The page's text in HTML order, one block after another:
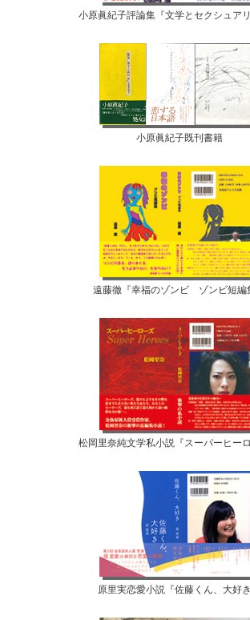
小原眞紀子評論集『文学とセクシュアリ
小原眞紀子既刊書籍
遠藤徹『幸福のゾンビ ゾンビ短編
松岡里奈純文学私小説『スーパーヒーロ
原里実恋愛小説『佐藤くん、大好き